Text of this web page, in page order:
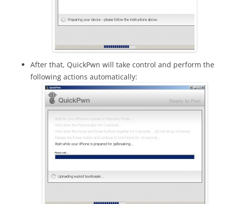
After that, QuickPwn will take control and perform the
following actions automatically: